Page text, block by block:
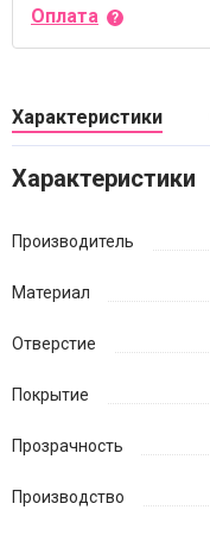
Оплата
Характеристики
Характеристики
Производитель
Материал
Отверстие
Покрытие
Прозрачность
Производство